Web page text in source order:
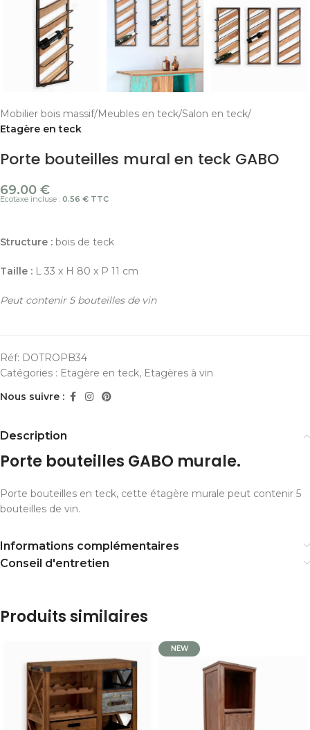
Mobilier bois massif Meubles en teck Salon en teck
Etagère en teck
Porte bouteilles mural en teck GABO
69.00 €
Ecotaxe incluse : 0.56 € TTC
Structure : bois de teck
Taille : L 33 x H 80 x P 11 cm
Peut contenir 5 bouteilles de vin
Réf: DOTROPB34
Catégories : Etagère en teck, Etagères à vin
Nous suivre :
Description
Porte bouteilles GABO murale.
Porte bouteilles en teck, cette étagère murale peut contenir 5
bouteilles de vin.
Informations complémentaires
Conseil d'entretien
Produits similaires
NEW